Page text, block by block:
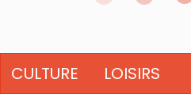
CULTURE LOISIRS